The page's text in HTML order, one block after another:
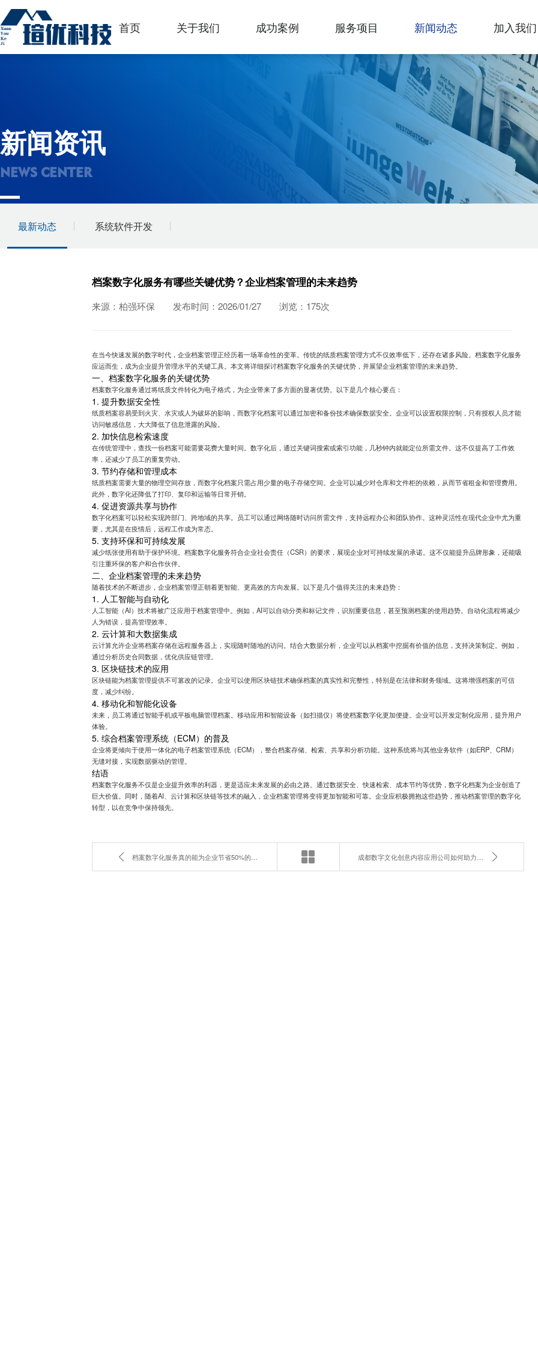
首页 关于我们 成功案例 服务项目 新闻动态 加入我们
新闻资讯
NEWS CENTER
最新动态 系统软件开发
档案数字化服务有哪些关键优势？企业档案管理的未来趋势
来源：柏强环保 发布时间：2026/01/27 浏览：175次
在当今快速发展的数字时代，企业档案管理正经历着一场革命性的变革。传统的纸质档案管理方式不仅效率低下，还存在诸多风险。档案数字化服务
应运而生，成为企业提升管理水平的关键工具。本文将详细探讨档案数字化服务的关键优势，并展望企业档案管理的未来趋势。
一、档案数字化服务的关键优势
档案数字化服务通过将纸质文件转化为电子格式，为企业带来了多方面的显著优势。以下是几个核心要点：
1. 提升数据安全性
纸质档案容易受到火灾、水灾或人为破坏的影响，而数字化档案可以通过加密和备份技术确保数据安全。企业可以设置权限控制，只有授权人员才能
访问敏感信息，大大降低了信息泄露的风险。
2. 加快信息检索速度
在传统管理中，查找一份档案可能需要花费大量时间。数字化后，通过关键词搜索或索引功能，几秒钟内就能定位所需文件。这不仅提高了工作效
率，还减少了员工的重复劳动。
3. 节约存储和管理成本
纸质档案需要大量的物理空间存放，而数字化档案只需占用少量的电子存储空间。企业可以减少对仓库和文件柜的依赖，从而节省租金和管理费用。
此外，数字化还降低了打印、复印和运输等日常开销。
4. 促进资源共享与协作
数字化档案可以轻松实现跨部门、跨地域的共享。员工可以通过网络随时访问所需文件，支持远程办公和团队协作。这种灵活性在现代企业中尤为重
要，尤其是在疫情后，远程工作成为常态。
5. 支持环保和可持续发展
减少纸张使用有助于保护环境。档案数字化服务符合企业社会责任（CSR）的要求，展现企业对可持续发展的承诺。这不仅能提升品牌形象，还能吸
引注重环保的客户和合作伙伴。
二、企业档案管理的未来趋势
随着技术的不断进步，企业档案管理正朝着更智能、更高效的方向发展。以下是几个值得关注的未来趋势：
1. 人工智能与自动化
人工智能（AI）技术将被广泛应用于档案管理中。例如，AI可以自动分类和标记文件，识别重要信息，甚至预测档案的使用趋势。自动化流程将减少
人为错误，提高管理效率。
2. 云计算和大数据集成
云计算允许企业将档案存储在远程服务器上，实现随时随地的访问。结合大数据分析，企业可以从档案中挖掘有价值的信息，支持决策制定。例如，
通过分析历史合同数据，优化供应链管理。
3. 区块链技术的应用
区块链能为档案管理提供不可篡改的记录。企业可以使用区块链技术确保档案的真实性和完整性，特别是在法律和财务领域。这将增强档案的可信
度，减少纠纷。
4. 移动化和智能化设备
未来，员工将通过智能手机或平板电脑管理档案。移动应用和智能设备（如扫描仪）将使档案数字化更加便捷。企业可以开发定制化应用，提升用户
体验。
5. 综合档案管理系统（ECM）的普及
企业将更倾向于使用一体化的电子档案管理系统（ECM），整合档案存储、检索、共享和分析功能。这种系统将与其他业务软件（如ERP、CRM）
无缝对接，实现数据驱动的管理。
结语
档案数字化服务不仅是企业提升效率的利器，更是适应未来发展的必由之路。通过数据安全、快速检索、成本节约等优势，数字化档案为企业创造了
巨大价值。同时，随着AI、云计算和区块链等技术的融入，企业档案管理将变得更加智能和可靠。企业应积极拥抱这些趋势，推动档案管理的数字化
转型，以在竞争中保持领先。
档案数字化服务真的能为企业节省50%的存储成本吗？ 成都数字文化创意内容应用公司如何助力企业品牌升级？